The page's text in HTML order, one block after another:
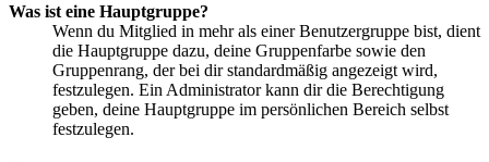
Was ist eine Hauptgruppe?
Wenn du Mitglied in mehr als einer Benutzergruppe bist, dient
die Hauptgruppe dazu, deine Gruppenfarbe sowie den
Gruppenrang, der bei dir standardmäßig angezeigt wird,
festzulegen. Ein Administrator kann dir die Berechtigung
geben, deine Hauptgruppe im persönlichen Bereich selbst
festzulegen.